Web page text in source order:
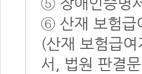
⑥ 산재 보험급
(산재 보험급
서, 법원 판결